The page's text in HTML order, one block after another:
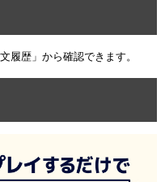
履歴」から確認できます。